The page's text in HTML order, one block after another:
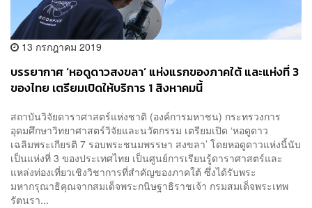
13 กรกฎาคม 2019
บรรยากาศ ‘หอดูดาวสงขลา’ แห่งแรกของภาคใต้ และแห่งที่ 3
ของไทย เตรียมเปิดให้บริการ 1 สิงหาคมนี้
สถาบันวิจัยดาราศาสตร์แห่งชาติ (องค์การมหาชน) กระทรวงการ
อุดมศึกษาวิทยาศาสตร์วิจัยและนวัตกรรม เตรียมเปิด ‘หอดูดาว
เฉลิมพระเกียรติ 7 รอบพระชนมพรรษา สงขลา’ โดยหอดูดาวแห่งนี้นับ
เป็นแห่งที่ 3 ของประเทศไทย เป็นศูนย์การเรียนรู้ดาราศาสตร์และ
แหล่งท่องเที่ยวเชิงวิชาการที่สำคัญของภาคใต้ ซึ่งได้รับพระ
มหากรุณาธิคุณจากสมเด็จพระกนิษฐาธิราชเจ้า กรมสมเด็จพระเทพ
รัตนรา...